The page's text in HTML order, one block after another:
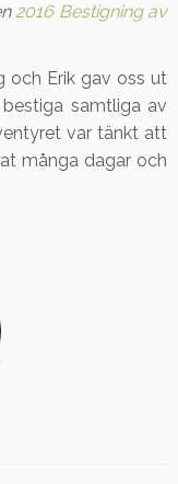
2016 Bestigning av
och Erik gav oss ut
samtliga av
var tänkt att
många dagar och